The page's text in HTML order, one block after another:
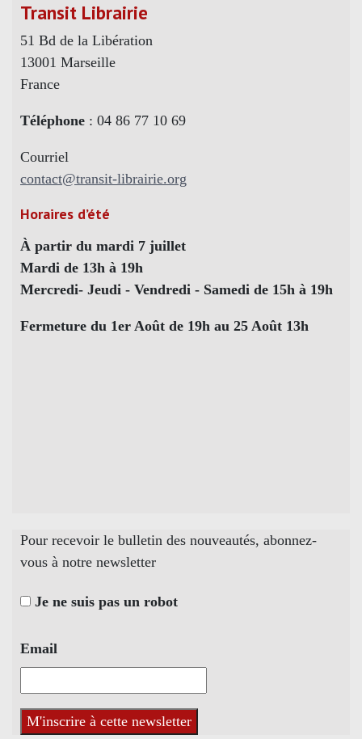
Transit Librairie
51 Bd de la Libération
13001 Marseille
France
Téléphone : 04 86 77 10 69
Courriel
contact@transit-librairie.org
Horaires d’été
À partir du mardi 7 juillet
Mardi de 13h à 19h
Mercredi- Jeudi - Vendredi - Samedi de 15h à 19h
Fermeture du 1er Août de 19h au 25 Août 13h
Pour recevoir le bulletin des nouveautés, abonnez-
vous à notre newsletter
Je ne suis pas un robot
Email